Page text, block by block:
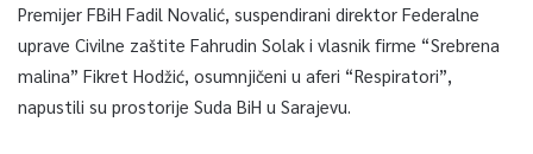
Premijer FBiH Fadil Novalić, suspendirani direktor Federalne
uprave Civilne zaštite Fahrudin Solak i vlasnik firme “Srebrena
malina” Fikret Hodžić, osumnjičeni u aferi “Respiratori”,
napustili su prostorije Suda BiH u Sarajevu.